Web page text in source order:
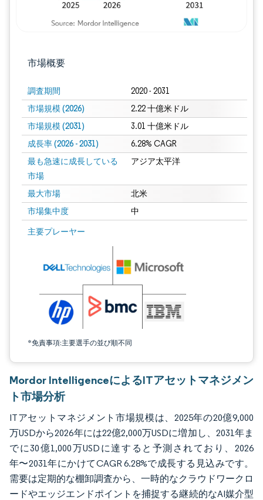
市場概要
調査期間 2020 - 2031
市場規模 (2026) 2.22 十億米ドル
市場規模 (2031) 3.01 十億米ドル
成長率 (2026 - 2031) 6.28% CAGR
最も急速に成長している
市場
アジア太平洋
最大市場 北米
市場集中度 中
主要プレーヤー
*免責事項:主要選手の並び順不同
画像 © Mordor Intelligence。再利用にはCC BY 4.0の表示が必要です。
Mordor IntelligenceによるITアセットマネジメン
ト市場分析
ITアセットマネジメント市場規模は、2025年の20億9,000
万USDから2026年には22億2,000万USDに増加し、2031年ま
でに30億1,000万USDに達すると予測されており、2026
年〜2031年にかけてCAGR 6.28%で成長する見込みです。
需要は定期的な棚卸調査から、一時的なクラウドワークロ
ードやエッジエンドポイントを捕捉する継続的なAI媒介型